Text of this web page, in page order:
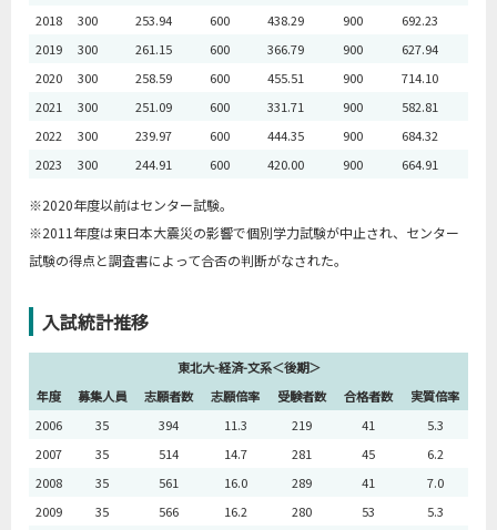
2018 300 253.94 600 438.29 900
692.23
2019
300 261.15 600 366.79 900
627.94
2020
300 258.59 600 455.51 900
714.10
2021
300 251.09 600 331.71 900
582.81
2022
300 239.97 600 444.35 900
684.32
2023
300 244.91 600 420.00 900 664.91
※2020年度以前はセンター試験。
※2011年度は東日本大震災の影響で個別学力試験が中止され、センター
試験の得点と調査書によって合否の判断がなされた。
入試統計推移
東北大-経済-文系＜後期＞
年度
募集人員 志願者数 志願倍率 受験者数 合格者数
実質倍率
2006
35 394 11.3 219 41
5.3
2007
35 514 14.7 281 45
6.2
2008
35 561 16.0 289 41
7.0
2009
35 566 16.2 280 53
5.3